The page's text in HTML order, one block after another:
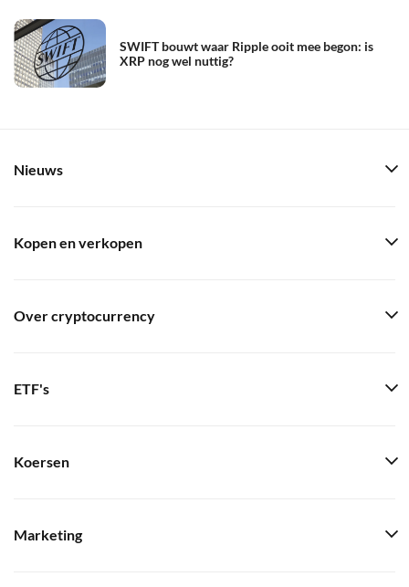
SWIFT bouwt waar Ripple ooit mee begon: is
XRP nog wel nuttig?
Nieuws
Kopen en verkopen
Over cryptocurrency
ETF's
Koersen
Marketing